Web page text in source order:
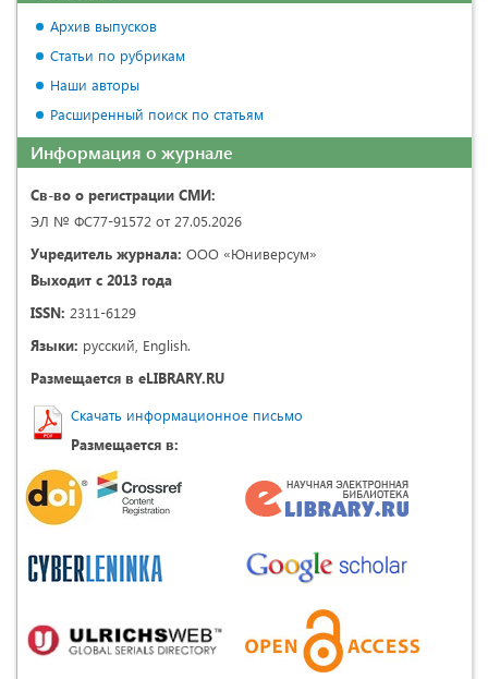
Архив выпусков
Статьи по рубрикам
Наши авторы
Расширенный поиск по статьям
Информация о журнале
Св-во о регистрации СМИ:
ЭЛ № ФС77-91572 от 27.05.2026
Учредитель журнала: ООО «Юниверсум»
Выходит с 2013 года
ISSN: 2311-6129
Языки: русский, English.
Размещается в eLIBRARY.RU
Скачать информационное письмо
Размещается в: